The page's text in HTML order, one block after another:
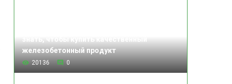
железобетонный продукт
20136 0